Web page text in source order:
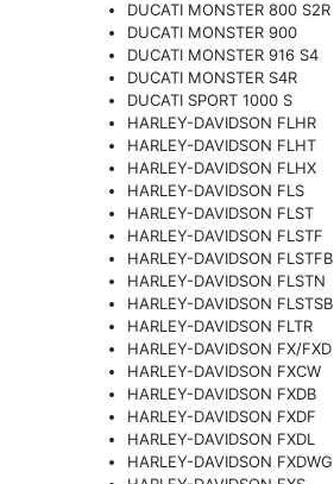
DUCATI MONSTER 800 S2R
DUCATI MONSTER 900
DUCATI MONSTER 916 S4
DUCATI MONSTER S4R
DUCATI SPORT 1000 S
HARLEY-DAVIDSON FLHR
HARLEY-DAVIDSON FLHT
HARLEY-DAVIDSON FLHX
HARLEY-DAVIDSON FLS
HARLEY-DAVIDSON FLST
HARLEY-DAVIDSON FLSTF
HARLEY-DAVIDSON FLSTFB
HARLEY-DAVIDSON FLSTN
HARLEY-DAVIDSON FLSTSB
HARLEY-DAVIDSON FLTR
HARLEY-DAVIDSON FX/FXD
HARLEY-DAVIDSON FXCW
HARLEY-DAVIDSON FXDB
HARLEY-DAVIDSON FXDF
HARLEY-DAVIDSON FXDL
HARLEY-DAVIDSON FXDWG